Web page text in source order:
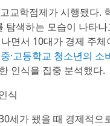
교학점제가 시행됐다.
색하는 모습이 나타나
면서 10대가 경제 주
·고등학교 청소년의
인식을 집중 분석했다.
식
세가 됐을 때 경제적으